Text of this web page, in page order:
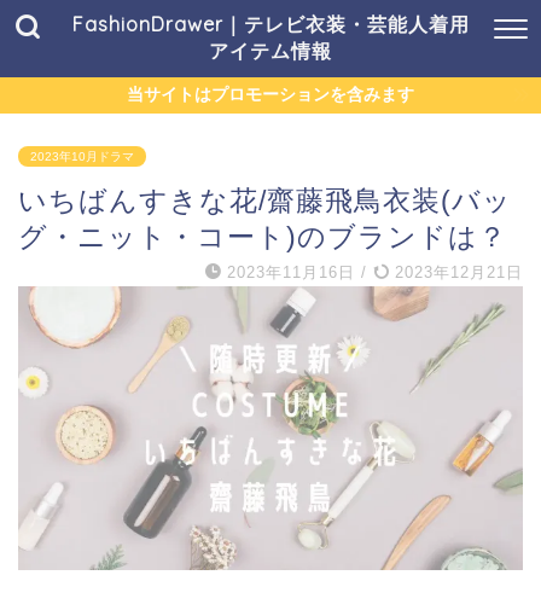
FashionDrawer｜テレビ衣装・芸能人着用
アイテム情報
当サイトはプロモーションを含みます
2023年10月ドラマ
いちばんすきな花/齋藤飛鳥衣装(バッ
グ・ニット・コート)のブランドは？
2023年11月16日 / 2023年12月21日